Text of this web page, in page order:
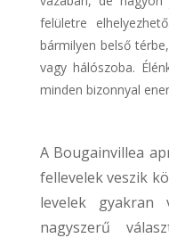
felületre
bármilyen belső
vagy hálószoba.
minden bizonnyal
A Bougainvillea
fellevelek veszik
levelek gyakran
nagyszerű